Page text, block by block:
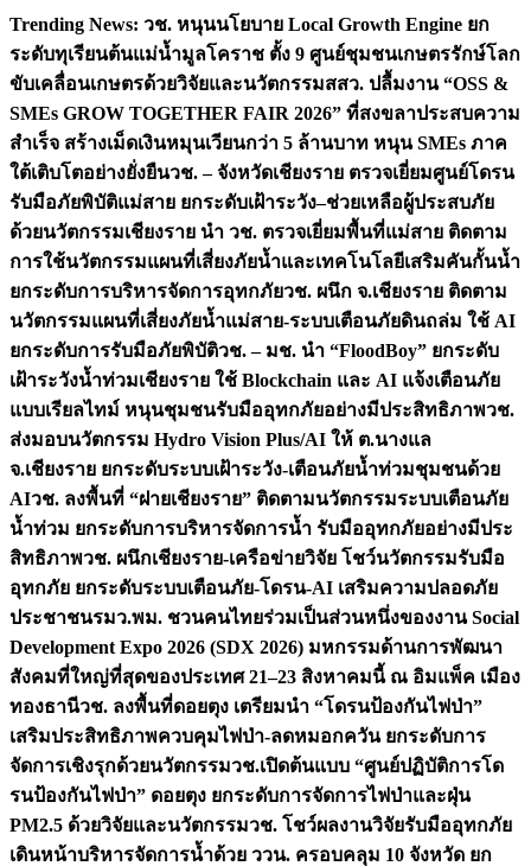
Skip
content
Trending News: วช. หนุนนโยบาย Local Growth Engine ยก
ระดับทุเรียนต้นแม่น้ำมูลโคราช ตั้ง 9 ศูนย์ชุมชนเกษตรรักษ์โลก
ขับเคลื่อนเกษตรด้วยวิจัยและนวัตกรรมสสว. ปลื้มงาน “OSS &
SMEs GROW TOGETHER FAIR 2026” ที่สงขลาประสบความ
สำเร็จ สร้างเม็ดเงินหมุนเวียนกว่า 5 ล้านบาท หนุน SMEs ภาค
ใต้เติบโตอย่างยั่งยืนวช. – จังหวัดเชียงราย ตรวจเยี่ยมศูนย์โดรน
รับมือภัยพิบัติแม่สาย ยกระดับเฝ้าระวัง–ช่วยเหลือผู้ประสบภัย
ด้วยนวัตกรรมเชียงราย นำ วช. ตรวจเยี่ยมพื้นที่แม่สาย ติดตาม
การใช้นวัตกรรมแผนที่เสี่ยงภัยน้ำและเทคโนโลยีเสริมคันกั้นน้ำ
ยกระดับการบริหารจัดการอุทกภัยวช. ผนึก จ.เชียงราย ติดตาม
นวัตกรรมแผนที่เสี่ยงภัยน้ำแม่สาย-ระบบเตือนภัยดินถล่ม ใช้ AI
ยกระดับการรับมือภัยพิบัติวช. – มช. นำ “FloodBoy” ยกระดับ
เฝ้าระวังน้ำท่วมเชียงราย ใช้ Blockchain และ AI แจ้งเตือนภัย
แบบเรียลไทม์ หนุนชุมชนรับมืออุทกภัยอย่างมีประสิทธิภาพวช.
ส่งมอบนวัตกรรม Hydro Vision Plus/AI ให้ ต.นางแล
จ.เชียงราย ยกระดับระบบเฝ้าระวัง-เตือนภัยน้ำท่วมชุมชนด้วย
AIวช. ลงพื้นที่ “ฝายเชียงราย” ติดตามนวัตกรรมระบบเตือนภัย
น้ำท่วม ยกระดับการบริหารจัดการน้ำ รับมืออุทกภัยอย่างมีประ
สิทธิภาพวช. ผนึกเชียงราย-เครือข่ายวิจัย โชว์นวัตกรรมรับมือ
อุทกภัย ยกระดับระบบเตือนภัย-โดรน-AI เสริมความปลอดภัย
ประชาชนรมว.พม. ชวนคนไทยร่วมเป็นส่วนหนึ่งของงาน Social
Development Expo 2026 (SDX 2026) มหกรรมด้านการพัฒนา
สังคมที่ใหญ่ที่สุดของประเทศ 21–23 สิงหาคมนี้ ณ อิมแพ็ค เมือง
ทองธานีวช. ลงพื้นที่ดอยตุง เตรียมนำ “โดรนป้องกันไฟป่า”
เสริมประสิทธิภาพควบคุมไฟป่า-ลดหมอกควัน ยกระดับการ
จัดการเชิงรุกด้วยนวัตกรรมวช.เปิดต้นแบบ “ศูนย์ปฏิบัติการโด
รนป้องกันไฟป่า” ดอยตุง ยกระดับการจัดการไฟป่าและฝุ่น
PM2.5 ด้วยวิจัยและนวัตกรรมวช. โชว์ผลงานวิจัยรับมืออุทกภัย
เดินหน้าบริหารจัดการน้ำด้วย ววน. ครอบคลุม 10 จังหวัด ยก